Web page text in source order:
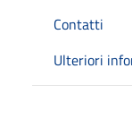
Contatti
Ulteriori